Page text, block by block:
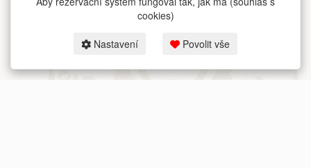
cookies)
Nastavení Povolit vše